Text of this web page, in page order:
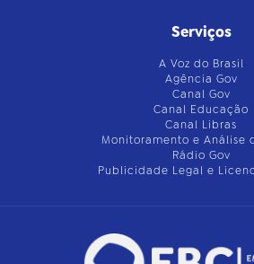
Serviços
A Voz do Brasil
Agência Gov
Canal Gov
Canal Educação
Canal Libras
Monitoramento e Análise
Rádio Gov
Publicidade Legal e